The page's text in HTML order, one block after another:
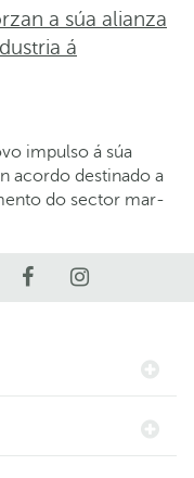
a súa alianza
á
impulso á súa
acordo destinado a
do sector mar-